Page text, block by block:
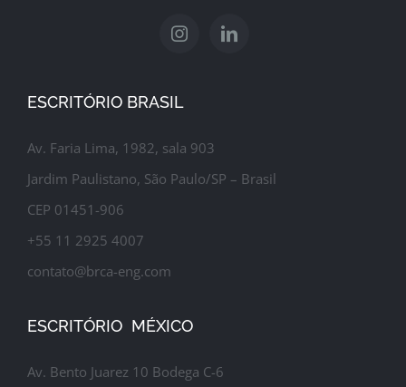
ESCRITÓRIO BRASIL
Av. Faria Lima, 1982, sala 903
Jardim Paulistano, São Paulo/SP – Brasil
CEP 01451-906
+55 11 2925 4007
contato@brca-eng.com
ESCRITÓRIO MÉXICO
Av. Bento Juarez 10 Bodega C-6